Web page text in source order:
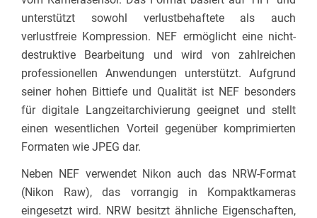
unterstützt sowohl verlustbehaftete als auch
verlustfreie Kompression. NEF ermöglicht eine nicht-
destruktive Bearbeitung und wird von zahlreichen
professionellen Anwendungen unterstützt. Aufgrund
seiner hohen Bittiefe und Qualität ist NEF besonders
für digitale Langzeitarchivierung geeignet und stellt
einen wesentlichen Vorteil gegenüber komprimierten
Formaten wie JPEG dar.
Neben NEF verwendet Nikon auch das NRW-Format
(Nikon Raw), das vorrangig in Kompaktkameras
eingesetzt wird. NRW besitzt ähnliche Eigenschaften,